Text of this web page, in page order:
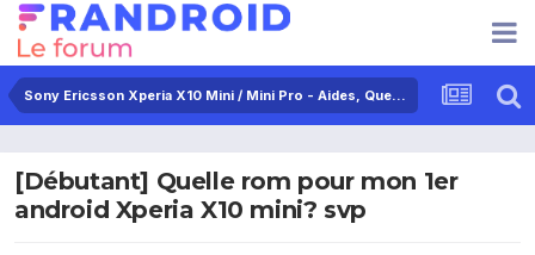
Sony Ericsson Xperia X10 Mini / Mini Pro - Aides, Questions & Réponses
[Débutant] Quelle rom pour mon 1er
android Xperia X10 mini? svp